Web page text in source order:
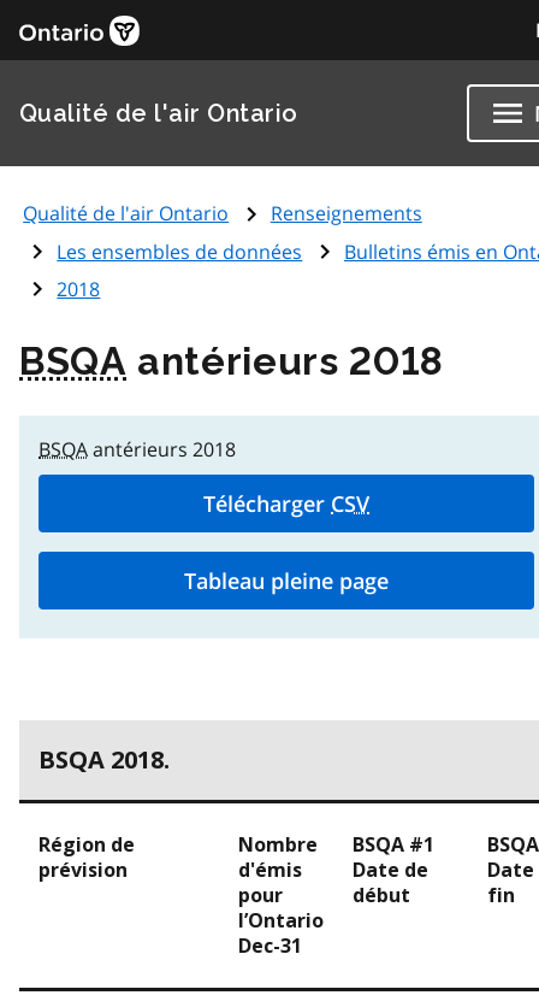
Qualité de l'air Ontario
Qualité de l'air Ontario
Renseignements
Les ensembles de données
Bulletins émis en
2018
BSQA antérieurs 2018
BSQAantérieurs 2018
Télécharger CSV
Tableau pleine page
BSQA 2018.
Région de
prévision
Nombre
d'émis
pour
l’Ontario
Dec-31
BSQA #1
Date de
début
Date
fin